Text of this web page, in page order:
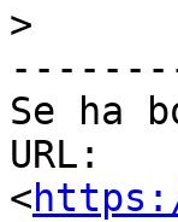
>
Se ha
URL:
<